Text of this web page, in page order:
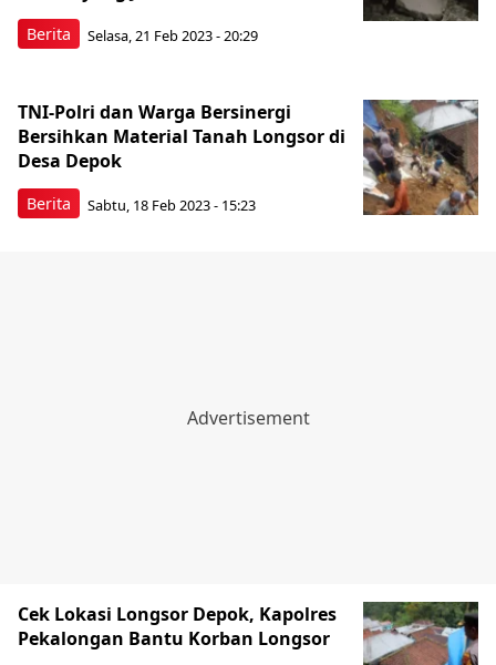
Berita Selasa, 21 Feb 2023 - 20:29
Berita
TNI-Polri dan Warga Bersinergi
Bersihkan Material Tanah Longsor di
Desa Depok
Sabtu, 18 Feb 2023 - 15:23
Cek Lokasi Longsor Depok, Kapolres
Pekalongan Bantu Korban Longsor